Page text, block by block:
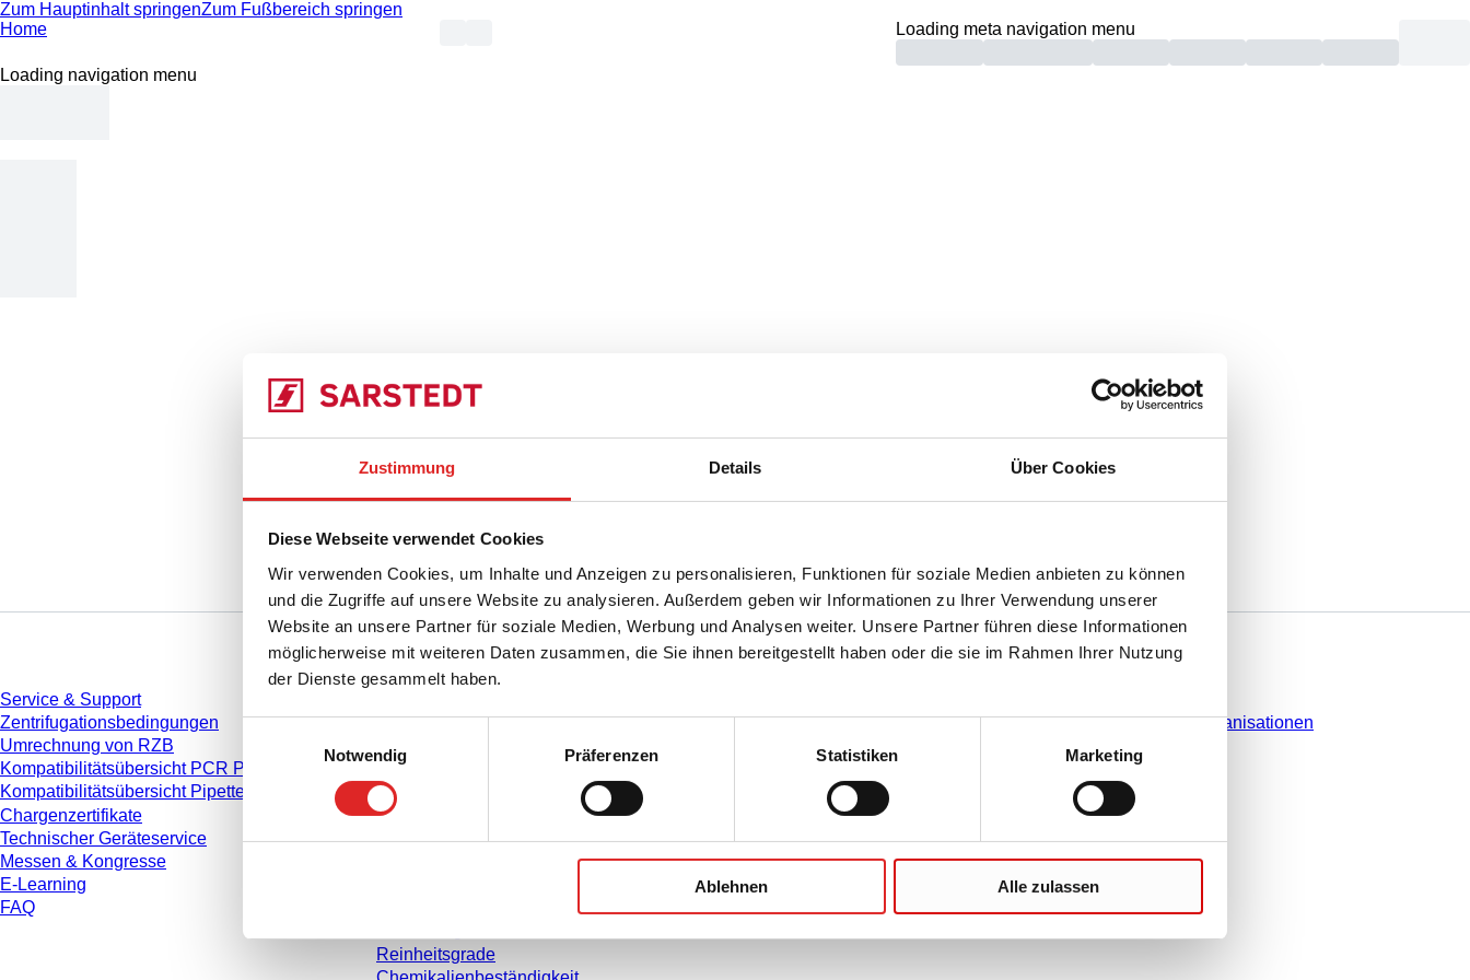
Zustimmung Details Über Cookies
Diese Webseite verwendet Cookies
Wir verwenden Cookies, um Inhalte und Anzeigen zu personalisieren, Funktionen für soziale Medien anbieten zu können
und die Zugriffe auf unsere Website zu analysieren. Außerdem geben wir Informationen zu Ihrer Verwendung unserer
Website an unsere Partner für soziale Medien, Werbung und Analysen weiter. Unsere Partner führen diese Informationen
möglicherweise mit weiteren Daten zusammen, die Sie ihnen bereitgestellt haben oder die sie im Rahmen Ihrer Nutzung
der Dienste gesammelt haben.
Notwendig
Präferenzen Statistiken Marketing
Ablehnen Alle zulassen
Zum Hauptinhalt springenZum Fußbereich springen
Home
Loading meta navigation menu
Loading navigation menu
404 -Seite nicht gefunden.
ZURÜCK ZUR HOMEPAGE
Service & Support
Zentrifugationsbedingungen
Umrechnung von RZB
Kompatibilitätsübersicht PCR Platten
Kompatibilitätsübersicht Pipettenspitzen
Chargenzertifikate
Technischer Geräteservice
Messen & Kongresse
E-Learning
FAQ
Download
Broschüren
Anwenderinformationen
Gebrauchshinweise
Bedienungsanleitungen
Studien
Sicherheitsdatenblätter
Reinheitsgrade
Unternehmen und Karriere
Über uns
Compliance
Sie haben Fragen?
Vertriebsorganisationen